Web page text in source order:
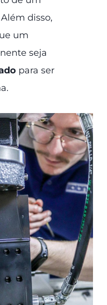
disso,
um
seja
para ser